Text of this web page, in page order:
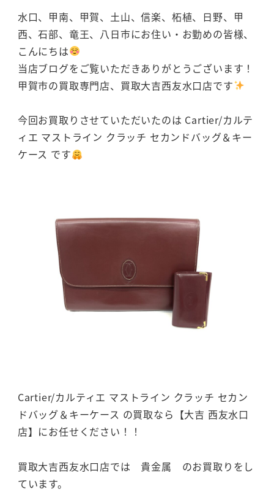
水口、甲南、甲賀、土山、信楽、柘植、日野、甲
西、石部、竜王、八日市にお住い・お勤めの皆様、
こんにちは
当店ブログをご覧いただきありがとうございます！
甲賀市の買取専門店、買取大吉西友水口店です
今回お買取りさせていただいたのは Cartier/カルテ
ィエ マストライン クラッチ セカンドバッグ＆キー
ケース です
Cartier/カルティエ マストライン クラッチ セカン
ドバッグ＆キーケース の買取なら【大吉 西友水口
店】にお任せください！！
買取大吉西友水口店では 貴金属 のお買取りをし
ています。